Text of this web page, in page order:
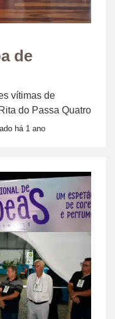
de
vítimas de
do Passa Quatro
há 1 ano